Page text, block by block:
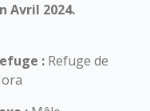
Avril 2024.
: Refuge de